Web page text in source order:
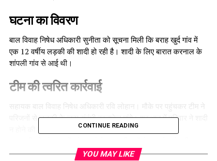
घटना का विवरण
बाल विवाह निषेध अधिकारी सुनीता को सूचना मिली कि बराह खुर्द गांव में
एक 12 वर्षीय लड़की की शादी हो रही है। शादी के लिए बारात करनाल के
शांपली गांव से आई थी।
टीम की त्वरित कार्रवाई
सहायक बाल विवाह निषेध अधिकारी रवि लोहान। मौके पर पहुंचकर टीम ने
परिजनों से लड़की के जन्म संबंधी दस्तावेज मांगे। शुरुआत में परिवार ने शादी
न होने की बात कहकर स्थिति को टालने की कोशिश की। अन्य
CONTINUE READING
YOU MAY LIKE